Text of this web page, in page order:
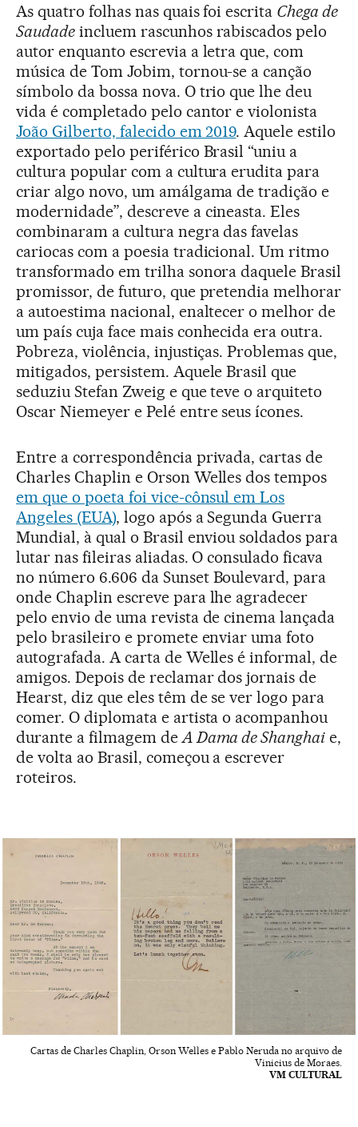
As quatro folhas nas quais foi escrita Chega de
Saudadeincluem rascunhos rabiscados pelo
autor enquanto escrevia a letra que, com
música de Tom Jobim, tornou-se a canção
símbolo da bossa nova. O trio que lhe deu
vida é completado pelo cantor e violonista
João Gilberto, falecido em 2019. Aquele estilo
exportado pelo periférico Brasil “uniu a
cultura popular com a cultura erudita para
criar algo novo, um amálgama de tradição e
modernidade”, descreve a cineasta. Eles
combinaram a cultura negra das favelas
cariocas com a poesia tradicional. Um ritmo
transformado em trilha sonora daquele Brasil
promissor, de futuro, que pretendia melhorar
a autoestima nacional, enaltecer o melhor de
um país cuja face mais conhecida era outra.
Pobreza, violência, injustiças. Problemas que,
mitigados, persistem. Aquele Brasil que
seduziu Stefan Zweig e que teve o arquiteto
Oscar Niemeyer e Pelé entre seus ícones.
Entre a correspondência privada, cartas de
Charles Chaplin e Orson Welles dos tempos
em que o poeta foi vice-cônsul em Los
Angeles (EUA), logo após a Segunda Guerra
Mundial, à qual o Brasil enviou soldados para
lutar nas fileiras aliadas. O consulado ficava
no número 6.606 da Sunset Boulevard, para
onde Chaplin escreve para lhe agradecer
pelo envio de uma revista de cinema lançada
pelo brasileiro e promete enviar uma foto
autografada. A carta de Welles é informal, de
amigos. Depois de reclamar dos jornais de
Hearst, diz que eles têm de se ver logo para
comer. O diplomata e artista o acompanhou
durante a filmagem de A Dama de Shanghai e,
de volta ao Brasil, começou a escrever
roteiros.
Cartas de Charles Chaplin, Orson Welles e Pablo Neruda no arquivo de
Vinicius de Moraes.
VM CULTURAL